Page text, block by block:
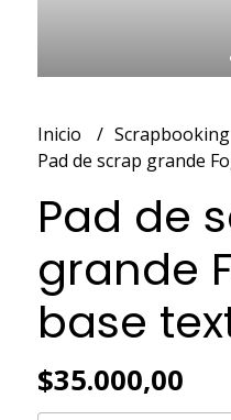
Inicio Scrapbooking
Pad de scrap grande
Pad de
grande
base
$35.000,00